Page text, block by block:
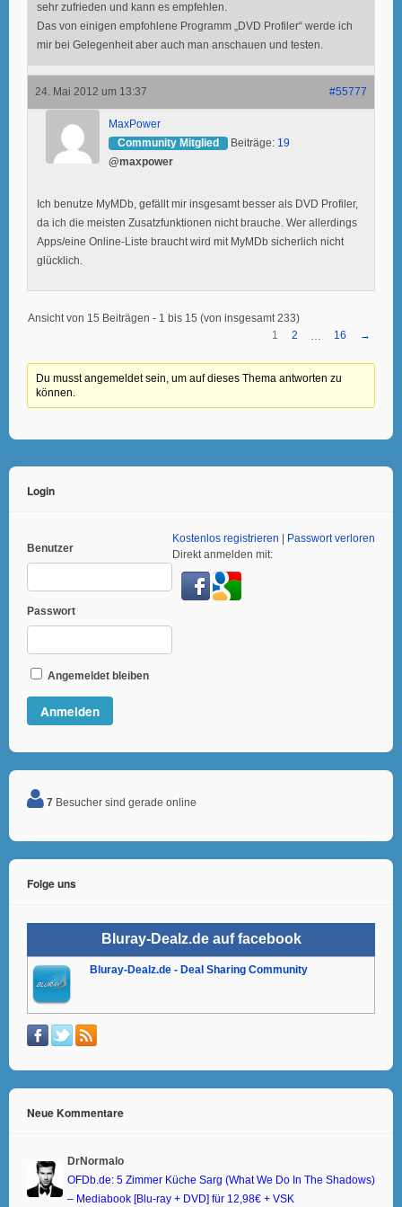
sehr zufrieden und kann es empfehlen.
Das von einigen empfohlene Programm „DVD Profiler“ werde ich
mir bei Gelegenheit aber auch man anschauen und testen.
24. Mai 2012 um 13:37 #55777
MaxPower
Community Mitglied
Beiträge: 19
@maxpower
Ich benutze MyMDb, gefällt mir insgesamt besser als DVD Profiler,
da ich die meisten Zusatzfunktionen nicht brauche. Wer allerdings
Apps/eine Online-Liste braucht wird mit MyMDb sicherlich nicht
glücklich.
Ansicht von 15 Beiträgen - 1 bis 15 (von insgesamt 233)
1
2 … 16 →
Du musst angemeldet sein, um auf dieses Thema antworten zu
können.
Login
Benutzer
Passwort
Angemeldet bleiben
Kostenlos registrieren
Passwort verloren
Direkt anmelden mit:
7 Besucher sind gerade online
Folge uns
Bluray-Dealz.de auf facebook
Bluray-Dealz.de - Deal Sharing Community
Neue Kommentare
DrNormalo
OFDb.de: 5 Zimmer Küche Sarg (What We Do In The Shadows)
– Mediabook [Blu-ray + DVD] für 12,98€ + VSK